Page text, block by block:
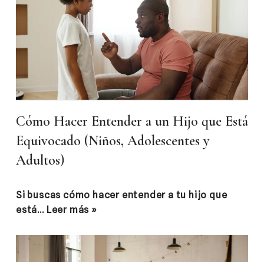
Cómo Hacer Entender a un Hijo que Está
Equivocado (Niños, Adolescentes y
Adultos)
Si buscas cómo hacer entender a tu hijo que
está… Leer más »